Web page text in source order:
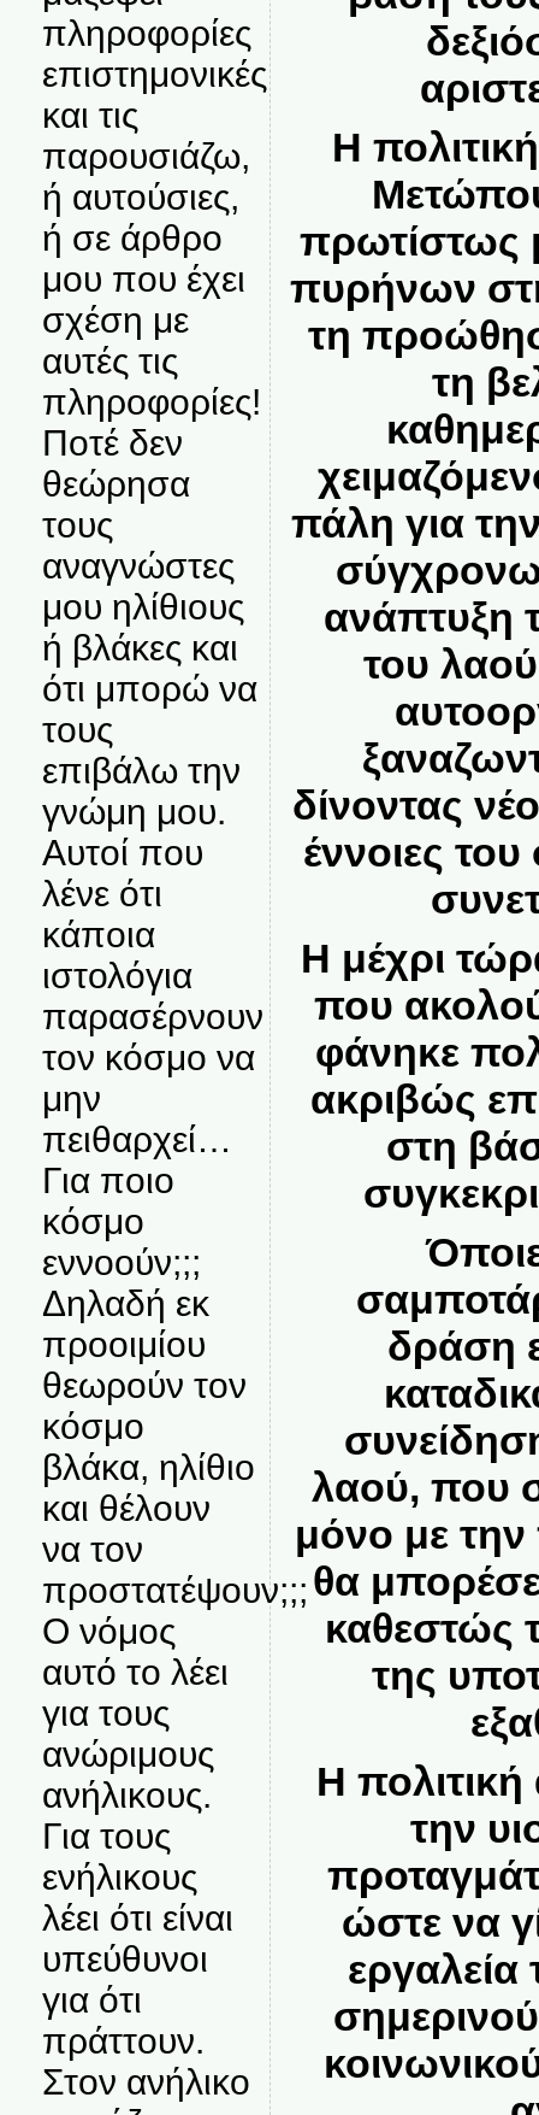
πληροφορίες
επιστημονικές
και τις
παρουσιάζω,
ή αυτούσιες,
ή σε άρθρο
μου που έχει
σχέση με
αυτές τις
πληροφορίες!
Ποτέ δεν
θεώρησα
τους
αναγνώστες
μου ηλίθιους
ή βλάκες και
ότι μπορώ να
τους
επιβάλω την
γνώμη μου.
Αυτοί που
λένε ότι
κάποια
ιστολόγια
παρασέρνουν
τον κόσμο να
μην
πειθαρχεί…
Για ποιο
κόσμο
εννοούν;;;
Δηλαδή εκ
προοιμίου
θεωρούν τον
κόσμο
βλάκα, ηλίθιο
και θέλουν
να τον
προστατέψουν;;;
Ο νόμος
αυτό το λέει
για τους
ανώριμους
ανήλικους.
Για τους
ενήλικους
λέει ότι είναι
υπεύθυνοι
για ότι
πράττουν.
Στον ανήλικο
Η
πρωτίστως
πυρήνων
τη
τη
πάλη για
ανάπτυξη
του
δίνοντας
έννοιες
Η μέχρι
που
φάνηκε
ακριβώς
στη
δράση
λαού, που
μόνο με την
θα
καθεστώς
της
Η πολιτική
την
ώστε να